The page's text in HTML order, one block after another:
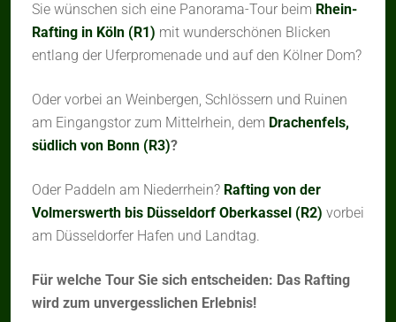
Sie wünschen sich eine Panorama-Tour beim Rhein-
Rafting in Köln (R1) mit wunderschönen Blicken
entlang der Uferpromenade und auf den Kölner Dom?
Oder vorbei an Weinbergen, Schlössern und Ruinen
am Eingangstor zum Mittelrhein, dem Drachenfels,
südlich von Bonn (R3)?
Oder Paddeln am Niederrhein? Rafting von der
Volmerswerth bis Düsseldorf Oberkassel (R2) vorbei
am Düsseldorfer Hafen und Landtag.
Für welche Tour Sie sich entscheiden: Das Rafting
wird zum unvergesslichen Erlebnis!